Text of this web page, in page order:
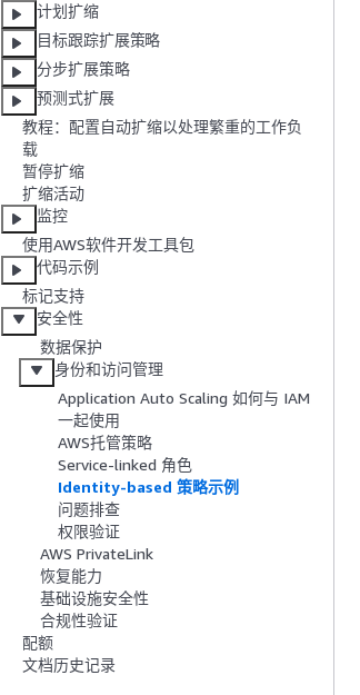
计划扩缩
目标跟踪扩展策略
分步扩展策略
预测式扩展
教程：配置自动扩缩以处理繁重的工作负
载
暂停扩缩
扩缩活动
监控
使用AWS软件开发工具包
代码示例
标记支持
安全性
数据保护
身份和访问管理
Application Auto Scaling 如何与 IAM
一起使用
AWS托管策略
Service-linked 角色
Identity-based 策略示例
问题排查
权限验证
AWS PrivateLink
恢复能力
基础设施安全性
合规性验证
配额
文档历史记录